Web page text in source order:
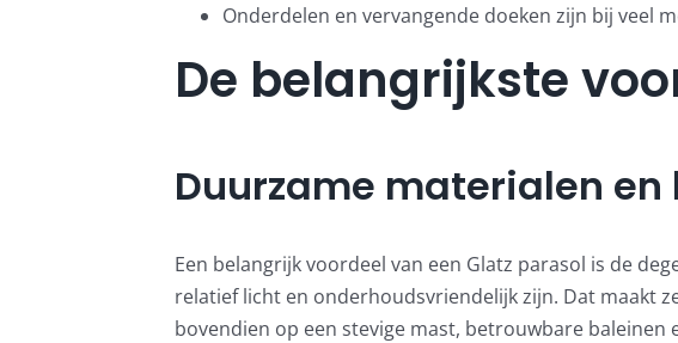
Onderdelen en vervangende doeken zijn bij veel
De belangrijkste
Duurzame materialen
Een belangrijk voordeel van een Glatz parasol is de
relatief licht en onderhoudsvriendelijk zijn. Dat maakt
bovendien op een stevige mast, betrouwbare baleinen